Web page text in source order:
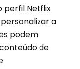
perfil Netflix
a
podem
de